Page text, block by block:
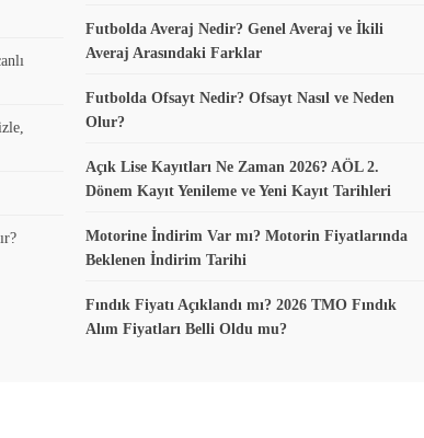
Futbolda Averaj Nedir? Genel Averaj ve İkili
Averaj Arasındaki Farklar
Futbolda Ofsayt Nedir? Ofsayt Nasıl ve Neden
Olur?
Açık Lise Kayıtları Ne Zaman 2026? AÖL 2.
Dönem Kayıt Yenileme ve Yeni Kayıt Tarihleri
Motorine İndirim Var mı? Motorin Fiyatlarında
Beklenen İndirim Tarihi
Fındık Fiyatı Açıklandı mı? 2026 TMO Fındık
Alım Fiyatları Belli Oldu mu?